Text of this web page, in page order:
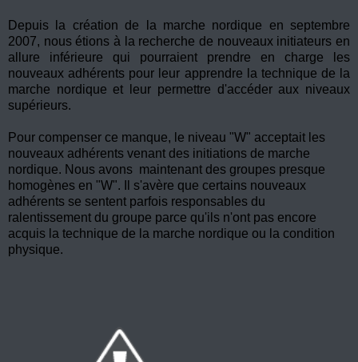
Depuis la création de la marche nordique en septembre
2007, nous étions à la recherche de nouveaux initiateurs en
allure inférieure qui pourraient prendre en charge les
nouveaux adhérents pour leur apprendre la technique de la
marche nordique et leur permettre d'accéder aux niveaux
supérieurs.
Pour compenser ce manque, le niveau "W" acceptait les
nouveaux adhérents venant des initiations de marche
nordique. Nous avons maintenant des groupes presque
homogènes en "W". Il s'avère que certains nouveaux
adhérents se sentent parfois responsables du
ralentissement du groupe parce qu'ils n'ont pas encore
acquis la technique de la marche nordique ou la condition
physique.